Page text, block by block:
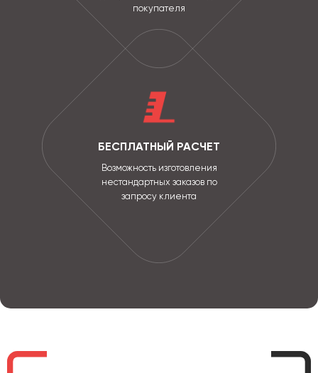
покупателя
БЕСПЛАТНЫЙ РАСЧЕТ
Возможность изготовления
нестандартных заказов по
запросу клиента